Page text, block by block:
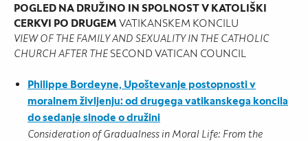
POGLED NA DRUŽINO IN SPOLNOST V KATOLIŠKI
CERKVI PO DRUGEM VATIKANSKEM KONCILU
VIEW OF THE FAMILY AND SEXUALITY IN THE CATHOLIC
CHURCH AFTER THE SECOND VATICAN COUNCIL
Philippe Bordeyne, Upoštevanje postopnosti v
moralnem življenju: od drugega vatikanskega koncila
do sedanje sinode o družini
Consideration of Gradualness in Moral Life: From the